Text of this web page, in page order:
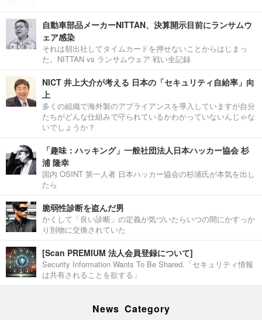
自動車部品メーカーNITTAN、決算開示目前にランサムウ
ェア感染
それは朝出社してタイムカードを押せないことからはじまっ
た。NITTAN vs ランサムウェア 戦い全記録
NICT 井上大介が考える 日本の「セキュリティ自給率」向
上
多くの組織で海外製のアプライアンスを導入していますが自分
たちがどんな仕組みで守られているかわかっていないんじゃな
いでしょうか？
「趣味：ハッキング」一般社団法人日本ハッカー協会 杉
浦 隆幸
国内 OSINT 第一人者 日本ハッカー協会の杉浦氏が本気を出し
たら
脆弱性診断を盗んだ男
かくして「良い診断」の定義が気づいたらいつの間にかすっか
り別物に交換されていた
[Scan PREMIUM 法人会員登録について]
Security Information Wants To Be Shared.「セキュリティ情報
は共有されることを欲する」
News Category